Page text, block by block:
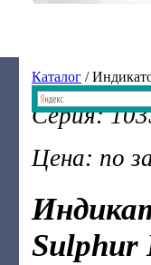
Каталог /
Серия:
Цена: по